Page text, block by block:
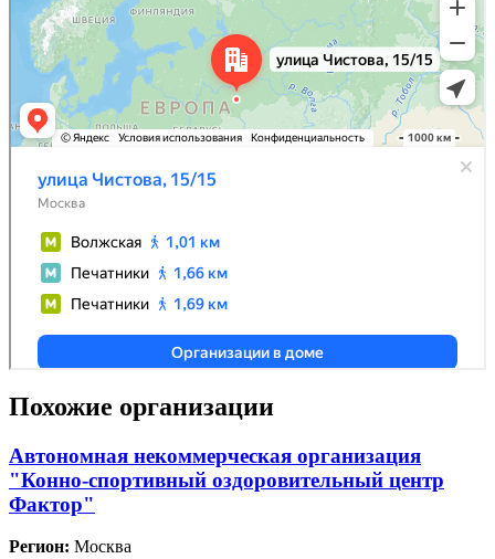
Похожие организации
Автономная некоммерческая организация
"Конно-спортивный оздоровительный центр
Фактор"
Регион: Москва